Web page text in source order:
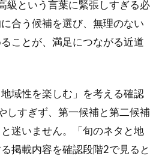
級という言葉に緊張しすぎる必
合う候補を選び、無理のない
ことが、満足につながる近道
域性を楽しむ」を考える確認
しすぎず、第一候補と第二候補
迷いません。「旬のネタと地
掲載内容を確認段階2で見ると